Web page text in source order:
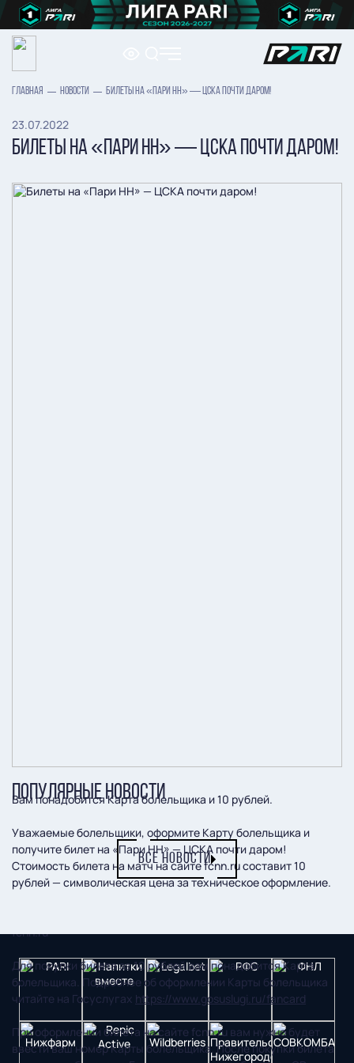
ГЛАВНАЯ НОВОСТИ БИЛЕТЫ НА «ПАРИ НН» — ЦСКА ПОЧТИ ДАРОМ!
23.07.2022
БИЛЕТЫ НА «ПАРИ НН» — ЦСКА ПОЧТИ ДАРОМ!
Вам понадобится Карта болельщика и 10 рублей.
Уважаемые болельщики, оформите Карту болельщика и
получите билет на «Пари НН» — ЦСКА почти даром!
Стоимость билета на матч на сайте fcnn.ru составит 10
рублей — символическая цена за техническое оформление.
fcnn.ru
Для покупки билета за 10 рублей вам понадобится Карта
болельщика. Подробнее об оформлении Карты болельщика
читайте на Госуслугах https://www.gosuslugi.ru/fancard
При оформлении билета на сайте fcnn.ru вам нужно будет
ввести ваш номер Карты болельщика. После покупки билета
ПОПУЛЯРНЫЕ НОВОСТИ
ВСЕ НОВОСТИ